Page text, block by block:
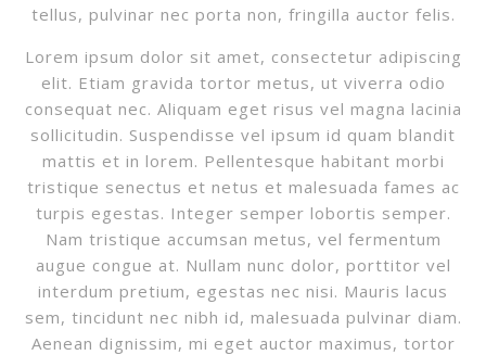
tellus, pulvinar nec porta non, fringilla auctor felis.
Lorem ipsum dolor sit amet, consectetur adipiscing
elit. Etiam gravida tortor metus, ut viverra odio
consequat nec. Aliquam eget risus vel magna lacinia
sollicitudin. Suspendisse vel ipsum id quam blandit
mattis et in lorem. Pellentesque habitant morbi
tristique senectus et netus et malesuada fames ac
turpis egestas. Integer semper lobortis semper.
Nam tristique accumsan metus, vel fermentum
augue congue at. Nullam nunc dolor, porttitor vel
interdum pretium, egestas nec nisi. Mauris lacus
sem, tincidunt nec nibh id, malesuada pulvinar diam.
Aenean dignissim, mi eget auctor maximus, tortor